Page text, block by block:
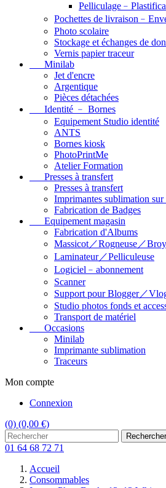
Pochettes de
Photo scolaire
Stockage et échanges de
Vernis papier traceur
Minilab
Jet d'encre
Argentique
Pièces détachées
Identité ﹣ Bornes
Equipement Studio identité
ANTS
Bornes kiosk
PhotoPrintMe
Atelier Formation
Presses à transfert
Presses à transfert
Imprimantes sublimation sur
Fabrication de Badges
Equipement magasin
Fabrication d'Albums
Massicot／Rogneuse／
Laminateur／Pelliculeuse
Logiciel﹣abonnement
Scanner
Support pour Blogger／
Studio photos fonds et
Transport de matériel
Occasions
Minilab
Imprimante sublimation
Traceurs
Mon compte
Connexion
(0) (0,00 €)
Rechercher
01 64 68 72 71
Accueil
Consommables